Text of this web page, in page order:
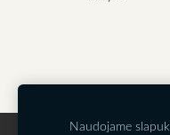
Naudojame